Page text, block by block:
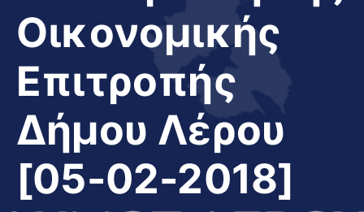
Μας
Οικονομικής
Επιτροπής
Δήμου Λέρου
[05-02-2018]